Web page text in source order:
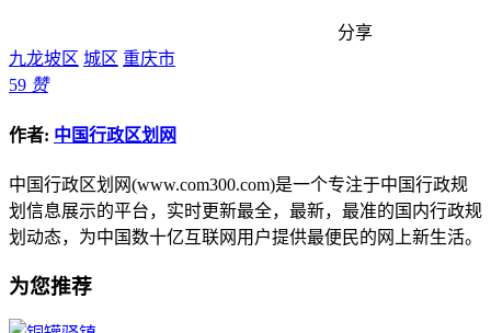
分享
九龙坡区 城区 重庆市
59 赞
作者: 中国行政区划网
中国行政区划网(www.com300.com)是一个专注于中国行政规
划信息展示的平台，实时更新最全，最新，最准的国内行政规
划动态，为中国数十亿互联网用户提供最便民的网上新生活。
为您推荐